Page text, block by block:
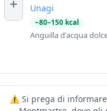
Unagi
~80–150 kcal
Anguilla d'acqua
⚠️ Si prega di